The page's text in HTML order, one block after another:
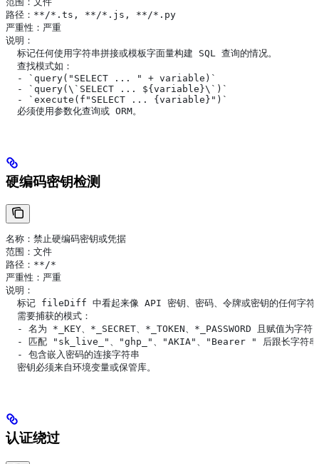
路径：**/*.ts, **/*.js, **/*.py
严重性：严重
说明：
  标记任何使用字符串拼接或模板字面量构建 SQL 查询的情况。
  查找模式如：
  - `query("SELECT ... " + variable)`
  - `query(\`SELECT ... ${variable}\`)`
  - `execute(f"SELECT ... {variable}")`
  必须使用参数化查询或 ORM。
硬编码密钥检测
名称：禁止硬编码密钥或凭据
范围：文件
路径：**/*
严重性：严重
说明：
标记 fileDiff 中看起来像 API 密钥、密码、令牌或密钥的任何字符
  需要捕获的模式：
- 名为 *_KEY、*_SECRET、*_TOKEN、*_PASSWORD 且赋值为字符串
- 匹配 "sk_live_"、"ghp_"、"AKIA"、"Bearer " 后跟长字符串
  - 包含嵌入密码的连接字符串
  密钥必须来自环境变量或保管库。
认证绕过